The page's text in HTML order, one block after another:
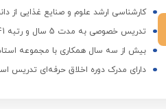
کارشناسی ارشد علوم و صنایع غذایی از
تدریس خصوصی به مدت 5 سال و رتبه 641 کنکور سراسری
بیش از سه سال همکاری با مجموعه
دارای مدرک دوره اخلاق حرفه‌ای تدریس